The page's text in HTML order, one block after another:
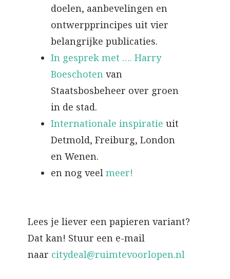
doelen, aanbevelingen en
ontwerpprincipes uit vier
belangrijke publicaties.
In gesprek met …. Harry
Boeschoten van
Staatsbosbeheer over groen
in de stad.
Internationale inspiratie uit
Detmold, Freiburg, London
en Wenen.
en nog veel meer!
Lees je liever een papieren variant?
Dat kan! Stuur een e-mail
naar citydeal@ruimtevoorlopen.nl